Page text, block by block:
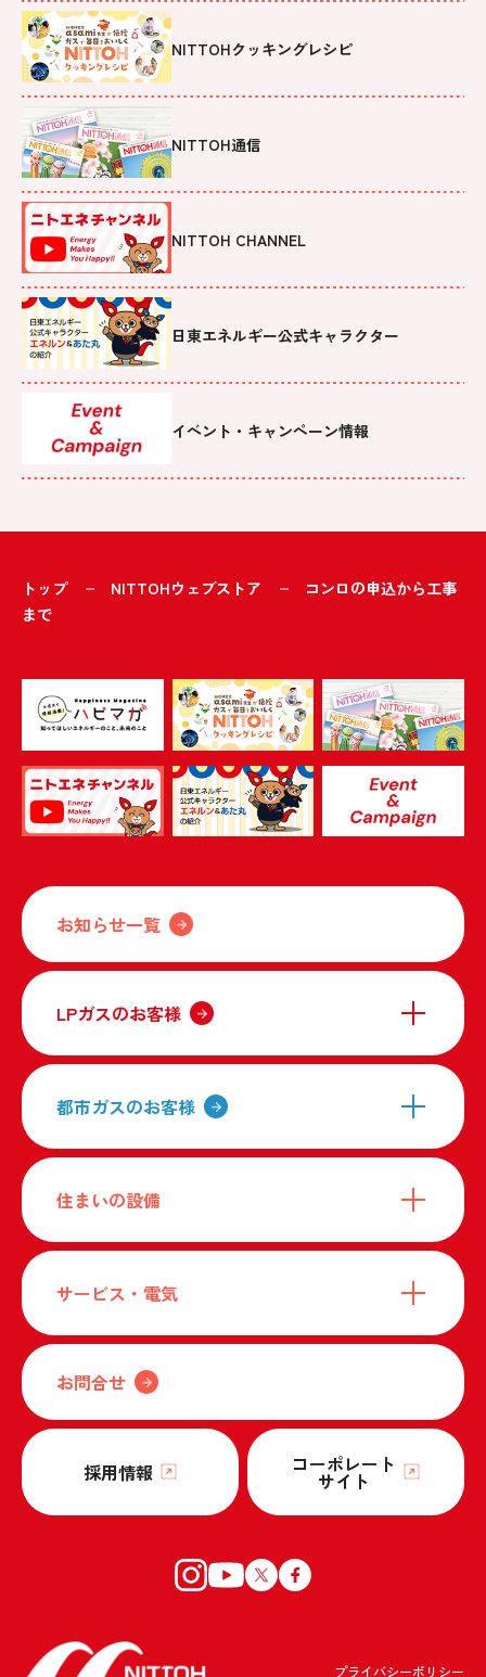
NITTOHクッキングレシピ
NITTOH通信
NITTOH CHANNEL
日東エネルギー公式キャラクター
イベント・キャンペーン情報
トップ NITTOHウェブストア
コンロの申込から工事
まで
お知らせ一覧
LPガスのお客様
都市ガスのお客様
住まいの設備
サービス・電気
お問合せ
採用情報 コーポレート
サイト
プライバシーポリシー